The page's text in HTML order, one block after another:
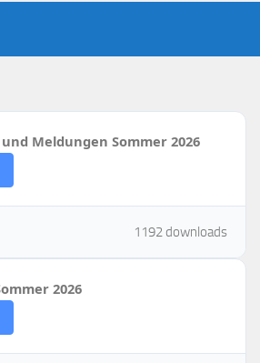
Meldungen Sommer 2026
1192 downloads
2026